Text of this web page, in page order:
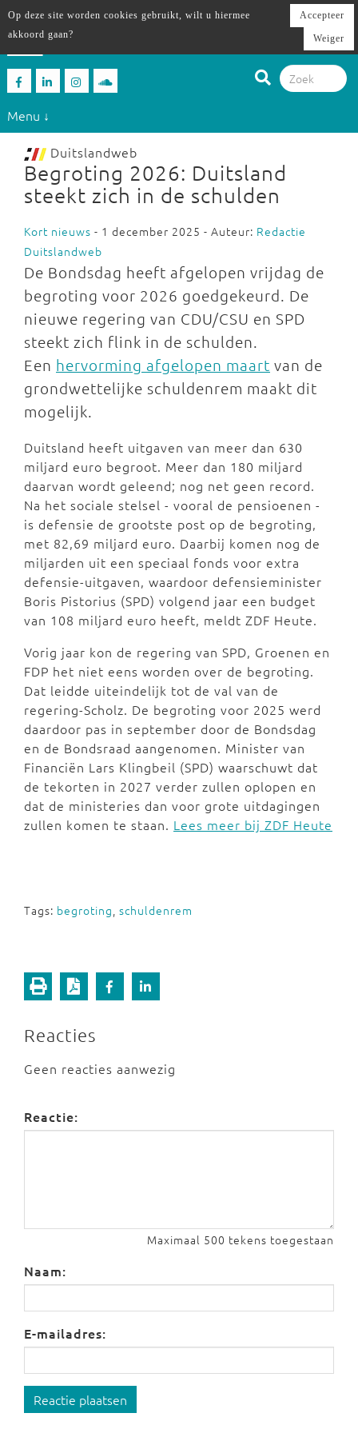
Menu ↓
Duitslandweb
Begroting 2026: Duitsland
steekt zich in de schulden
Kort nieuws - 1 december 2025 - Auteur: Redactie
Duitslandweb
De Bondsdag heeft afgelopen vrijdag de
begroting voor 2026 goedgekeurd. De
nieuwe regering van CDU/CSU en SPD
steekt zich flink in de schulden.
Een hervorming afgelopen maart van de
grondwettelijke schuldenrem maakt dit
mogelijk.
Duitsland heeft uitgaven van meer dan 630
miljard euro begroot. Meer dan 180 miljard
daarvan wordt geleend; nog net geen record.
Na het sociale stelsel - vooral de pensioenen -
is defensie de grootste post op de begroting,
met 82,69 miljard euro. Daarbij komen nog de
miljarden uit een speciaal fonds voor extra
defensie-uitgaven, waardoor defensieminister
Boris Pistorius (SPD) volgend jaar een budget
van 108 miljard euro heeft, meldt ZDF Heute.
Vorig jaar kon de regering van SPD, Groenen en
FDP het niet eens worden over de begroting.
Dat leidde uiteindelijk tot de val van de
regering-Scholz. De begroting voor 2025 werd
daardoor pas in september door de Bondsdag
en de Bondsraad aangenomen. Minister van
Financiën Lars Klingbeil (SPD) waarschuwt dat
de tekorten in 2027 verder zullen oplopen en
dat de ministeries dan voor grote uitdagingen
zullen komen te staan. Lees meer bij ZDF Heute
Tags: begroting, schuldenrem
Reacties
Geen reacties aanwezig
Reactie:
Maximaal 500 tekens toegestaan
Naam:
E-mailadres:
Reactie plaatsen
Op deze site worden cookies gebruikt, wilt u hiermee
akkoord gaan?
Accepteer
Weiger